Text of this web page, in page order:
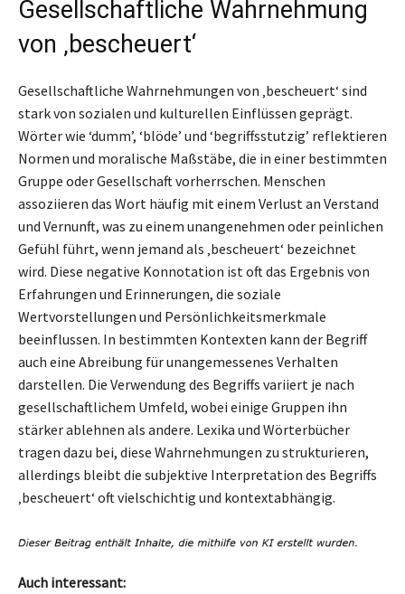
Gesellschaftliche Wahrnehmung
von ‚bescheuert‘
Gesellschaftliche Wahrnehmungen von ‚bescheuert‘ sind
stark von sozialen und kulturellen Einflüssen geprägt.
Wörter wie ‘dumm’, ‘blöde’ und ‘begriffsstutzig’ reflektieren
Normen und moralische Maßstäbe, die in einer bestimmten
Gruppe oder Gesellschaft vorherrschen. Menschen
assoziieren das Wort häufig mit einem Verlust an Verstand
und Vernunft, was zu einem unangenehmen oder peinlichen
Gefühl führt, wenn jemand als ‚bescheuert‘ bezeichnet
wird. Diese negative Konnotation ist oft das Ergebnis von
Erfahrungen und Erinnerungen, die soziale
Wertvorstellungen und Persönlichkeitsmerkmale
beeinflussen. In bestimmten Kontexten kann der Begriff
auch eine Abreibung für unangemessenes Verhalten
darstellen. Die Verwendung des Begriffs variiert je nach
gesellschaftlichem Umfeld, wobei einige Gruppen ihn
stärker ablehnen als andere. Lexika und Wörterbücher
tragen dazu bei, diese Wahrnehmungen zu strukturieren,
allerdings bleibt die subjektive Interpretation des Begriffs
‚bescheuert‘ oft vielschichtig und kontextabhängig.
Auch interessant: